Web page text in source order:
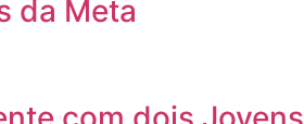
da Meta